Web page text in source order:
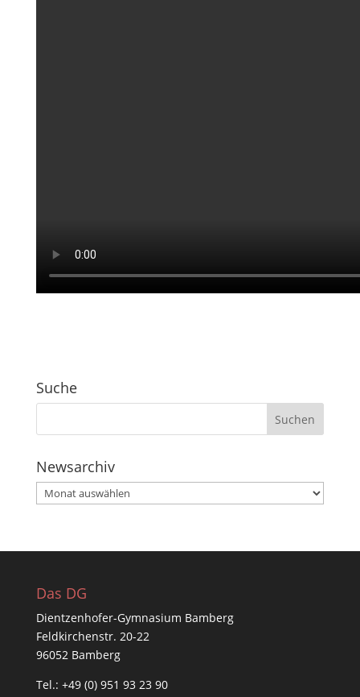
Suche
Newsarchiv
Newsarchiv
Das DG
Dientzenhofer-Gymnasium Bamberg
Feldkirchenstr. 20-22
96052 Bamberg
Tel.: +49 (0) 951 93 23 90